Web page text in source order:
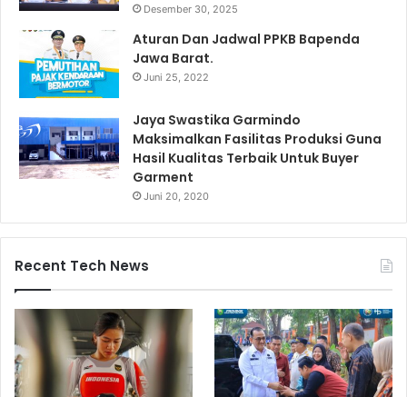
Desember 30, 2025
Aturan Dan Jadwal PPKB Bapenda
Jawa Barat.
Juni 25, 2022
Jaya Swastika Garmindo
Maksimalkan Fasilitas Produksi Guna
Hasil Kualitas Terbaik Untuk Buyer
Garment
Juni 20, 2020
Recent Tech News